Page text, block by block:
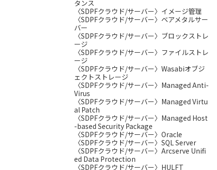
タンス
〈SDPFクラウド/サーバー〉イメージ管理
〈SDPFクラウド/サーバー〉ベアメタルサー
バー
〈SDPFクラウド/サーバー〉ブロックストレ
ージ
〈SDPFクラウド/サーバー〉ファイルストレ
ージ
〈SDPFクラウド/サーバー〉Wasabiオブジ
ェクトストレージ
〈SDPFクラウド/サーバー〉Managed Anti-
Virus
〈SDPFクラウド/サーバー〉Managed Virtu
al Patch
〈SDPFクラウド/サーバー〉Managed Host
-based Security Package
〈SDPFクラウド/サーバー〉Oracle
〈SDPFクラウド/サーバー〉SQL Server
〈SDPFクラウド/サーバー〉Arcserve Unifi
ed Data Protection
〈SDPFクラウド/サーバー〉HULFT